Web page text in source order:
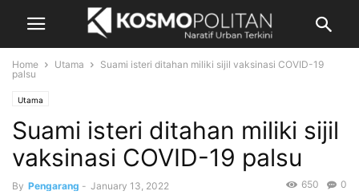
Home Utama
Suami isteri ditahan miliki sijil vaksinasi COVID-19
palsu
Utama
Suami isteri ditahan miliki sijil
vaksinasi COVID-19 palsu
By Pengarang - January 13, 2022 0
650